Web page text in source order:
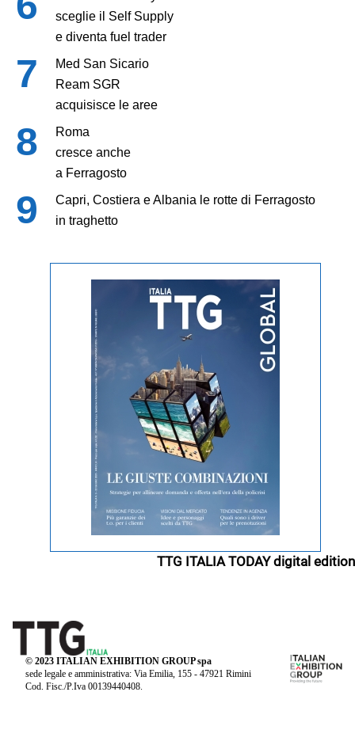
sceglie il Self Supply
e diventa fuel trader
Med San Sicario
Ream SGR
acquisisce le aree
Roma
cresce anche
a Ferragosto
Capri, Costiera e Albania le rotte di Ferragosto
in traghetto
TTG ITALIA TODAY digital edition
© 2023 ITALIAN EXHIBITION GROUP spa
sede legale e amministrativa: Via Emilia, 155 - 47921 Rimini
Cod. Fisc./P.Iva 00139440408.